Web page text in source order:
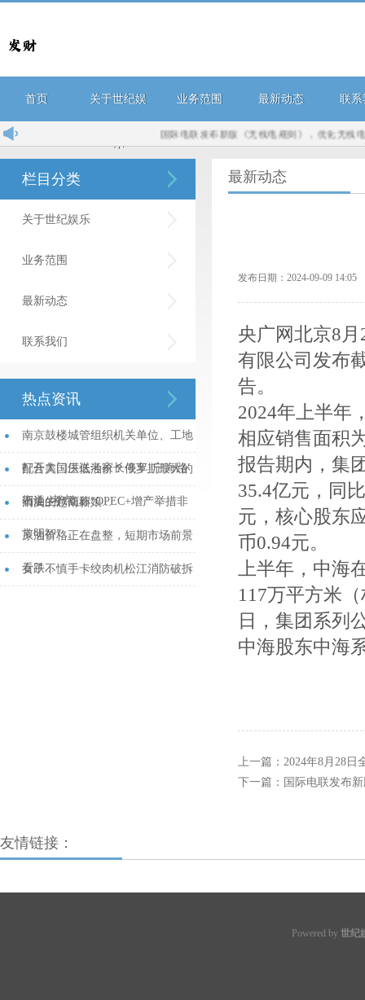
首页 关于世纪娱
乐
业务范围 最新动态 联系
国际电联发布新版《无线电规则》，优化无线电频
栏目分类
关于世纪娱乐
业务范围
最新动态
联系我们
热点资讯
南京鼓楼城管组织机关单位、工地
打开大门供送考家长停车_宁海路
街道_考点_...
配合美国压低油价？俄罗斯最大的
石油生产商称“OPEC+增产举措非
常明智”...
消失的越南新娘...
原油价格正在盘整，短期市场前景
看跌...
女子不慎手卡绞肉机松江消防破拆
最新动态
发布日期：2024-09-09
央广网北京8
有限公司发布
告。
2024年上半年
相应销售面积
报告期内，集
35.4亿元，同
元，核心股东
币0.94元。
上半年，中海
117万平方米
日，集团系列
中海股东中海
上一篇： 2024年8月28日
下一篇： 国际电联发布
友情链接：
Powered by 世纪